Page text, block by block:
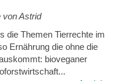
von Astrid
die Themen Tierrechte im
Ernährung die ohne die
bioveganer